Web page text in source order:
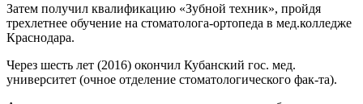
Затем получил квалификацию «Зубной техник», пройдя
трехлетнее обучение на стоматолога-ортопеда в мед.колледже
Краснодара.
Через шесть лет (2016) окончил Кубанский гос. мед.
университет (очное отделение стоматологического фак-та).